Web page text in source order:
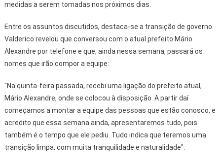
medidas a serem tomadas nos próximos dias.
Entre os assuntos discutidos, destaca-se a transição de governo.
Valderico revelou que conversou com o atual prefeito Mário
Alexandre por telefone e que, ainda nessa semana, passará os
nomes que irão compor a equipe:
"Na quinta-feira passada, recebi uma ligação do prefeito atual,
Mário Alexandre, onde se colocou à disposição. A partir daí
começamos a montar a equipe das pessoas que estão conosco, e
acredito que essa semana ainda, apresentaremos tudo, pois
também é o tempo que ele pediu. Tudo indica que teremos uma
transição limpa, com muita tranquilidade e naturalidade".